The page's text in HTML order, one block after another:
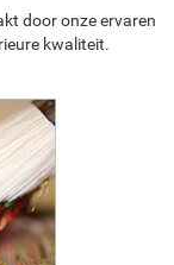
door onze ervaren
kwaliteit.